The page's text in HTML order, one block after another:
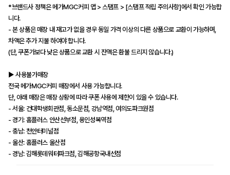
*브랜드사 정책은 메가MGC커피 앱 > 스탬프 > [스탬프 적립 주의사항]에서 확인 가능합
니다.
- 본 상품은 매장 내 재고가 없을 경우 동일 가격 이상의 다른 상품으로 교환이 가능하며,
차액은 추가 지불 하여야 합니다.
(단, 쿠폰가보다 낮은 상품으로 교환 시 잔액은 환불 드리지 않습니다.)
▶ 사용불가매장
전국 메가MGC커피 매장에서 사용 가능합니다.
단, 아래 매장은 매장 상황에 따라 쿠폰 사용에 제한이 있을 수 있습니다.
- 서울: 건대학생회관점, 동소문점, 강남역점, 여의도파크원점
- 경기: 홈플러스 안산선부점, 용인성복역점
- 충남: 천안터미널점
- 울산: 홈플러스 울산점
- 경남: 김해롯데워터파크점, 김해공항국내선점